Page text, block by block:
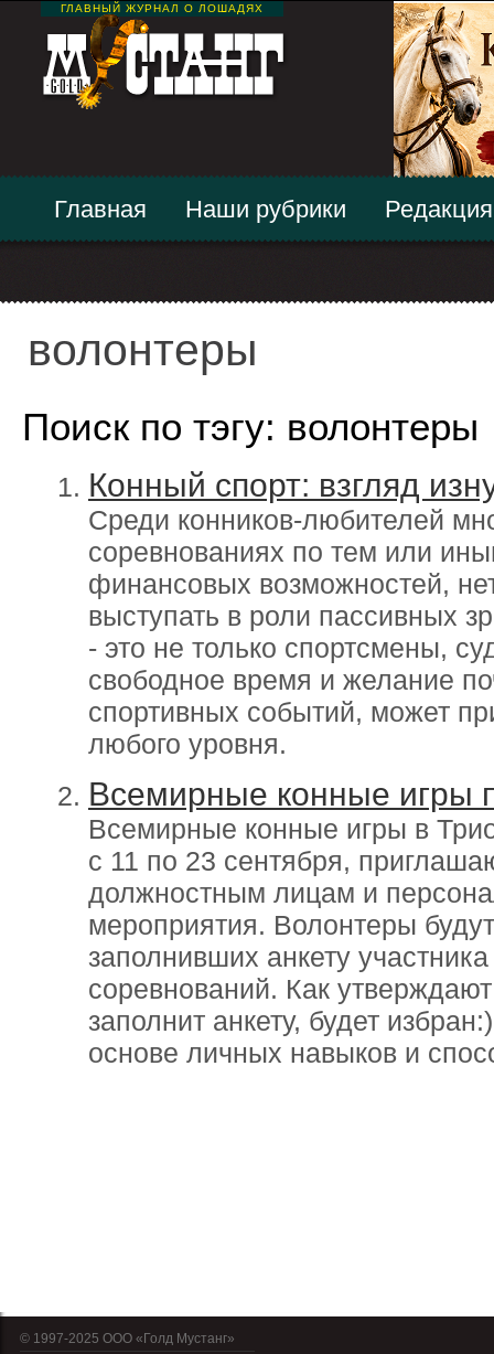
ГЛАВНЫЙ ЖУРНАЛ О ЛОШАДЯХ
Главная Наши рубрики Редакция
волонтеры
Поиск по тэгу: волонтеры
Конный спорт: взгляд
Среди конников-любителей
соревнованиях по тем или
финансовых возможностей,
выступать в роли пассивных
- это не только спортсмены,
свободное время и желание
спортивных событий, может
любого уровня.
Всемирные конные игры
Всемирные конные игры в
с 11 по 23 сентября,
должностным лицам и
мероприятия. Волонтеры
заполнивших анкету
соревнований. Как
заполнит анкету, будет
основе личных навыков и
© 1997-2025 OOO «Голд Мустанг»